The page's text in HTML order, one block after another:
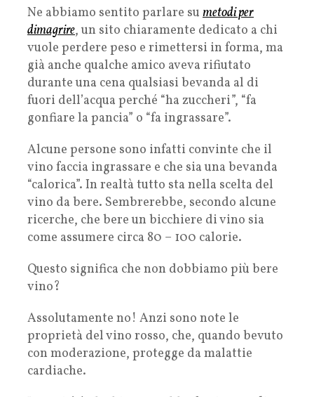
Ne abbiamo sentito parlare su metodi per
dimagrire, un sito chiaramente dedicato a chi
vuole perdere peso e rimettersi in forma, ma
già anche qualche amico aveva rifiutato
durante una cena qualsiasi bevanda al di
fuori dell’acqua perché “ha zuccheri”, “fa
gonfiare la pancia” o “fa ingrassare”.
Alcune persone sono infatti convinte che il
vino faccia ingrassare e che sia una bevanda
“calorica”. In realtà tutto sta nella scelta del
vino da bere. Sembrerebbe, secondo alcune
ricerche, che bere un bicchiere di vino sia
come assumere circa 80 – 100 calorie.
Questo significa che non dobbiamo più bere
vino?
Assolutamente no! Anzi sono note le
proprietà del vino rosso, che, quando bevuto
con moderazione, protegge da malattie
cardiache.